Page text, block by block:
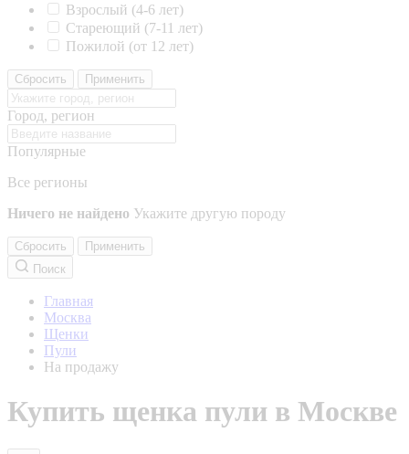
Взрослый (4-6 лет)
Стареющий (7-11 лет)
Пожилой (от 12 лет)
Сбросить Применить
Город, регион
Популярные
Все регионы
Ничего не найдено Укажите другую породу
Сбросить
Применить
Поиск
Главная
Москва
Щенки
Пули
На продажу
Купить щенка пули в Москве